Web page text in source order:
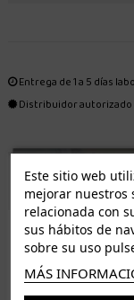
Entrega de 1 a 5 días
Distribuidor autorizado
ENVÍO
ISLAS CANARIAS
Tenerife 3.50€. Gratis
Resto de islas 5€.
Este sitio web
mejorar nuestros
relacionada con
sus hábitos de
sobre su uso
MÁS